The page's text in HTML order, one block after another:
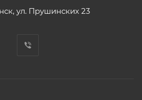
ул. Прушинских 23